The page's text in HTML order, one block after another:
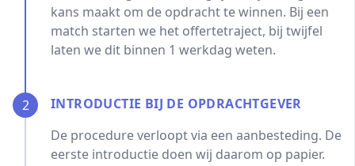
kans maakt om de opdracht te winnen. Bij een
match starten we het offertetraject, bij twijfel
laten we dit binnen 1 werkdag weten.
2
INTRODUCTIE BIJ DE OPDRACHTGEVER
De procedure verloopt via een aanbesteding. De
eerste introductie doen wij daarom op papier.